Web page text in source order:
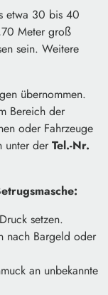
etwa 30 bis 40
Meter groß
sein. Weitere
übernommen.
Bereich der
oder Fahrzeuge
unter der Tel.-Nr.
setzen.
nach Bargeld oder
an unbekannte